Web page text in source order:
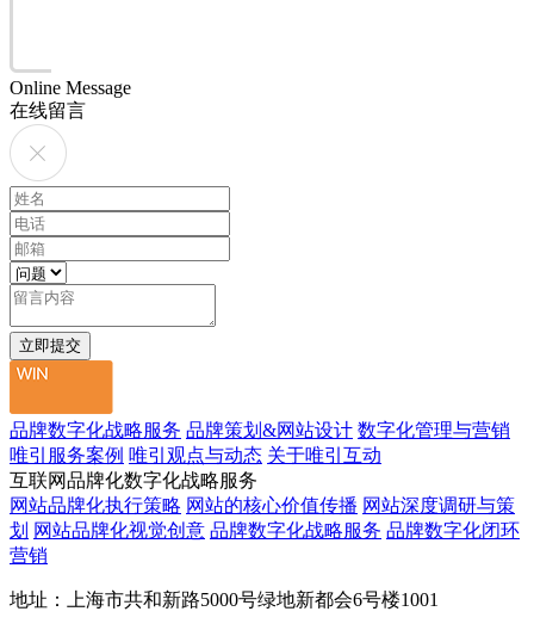
Online Message
在线留言
品牌数字化战略服务 品牌策划&网站设计 数字化管理与营销
唯引服务案例 唯引观点与动态 关于唯引互动
互联网品牌化数字化战略服务
网站品牌化执行策略 网站的核心价值传播 网站深度调研与策
划 网站品牌化视觉创意 品牌数字化战略服务 品牌数字化闭环
营销
地址：上海市共和新路5000号绿地新都会6号楼1001